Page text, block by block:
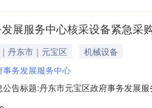
展服务中心核采设备紧急采
丹东市｜元宝区
机械设备
务发展服务中心
告标题:丹东市元宝区政府事务发展